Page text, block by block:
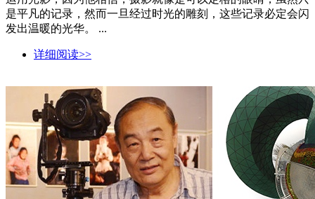
是平凡的记录，然而一旦经过时光的雕刻，这些记录必定会闪
发出温暖的光华。 ...
详细阅读>>